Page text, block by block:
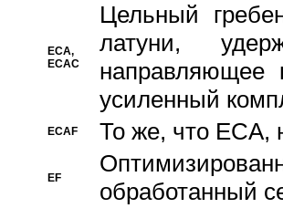
ECA,
ECAC
Цельный
латуни,
направляющее
усиленный
ECAF То же, что ECA,
EF
обработанный